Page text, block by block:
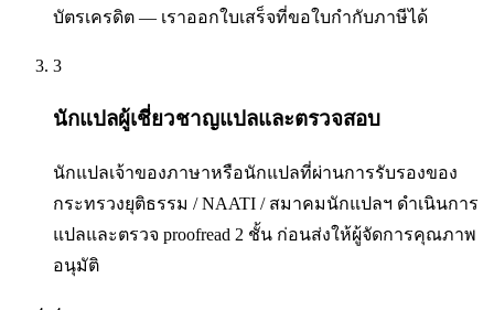
บัตรเครดิต — เราออกใบเสร็จที่ขอใบกำกับภาษีได้
3
นักแปลผู้เชี่ยวชาญแปลและตรวจสอบ
นักแปลเจ้าของภาษาหรือนักแปลที่ผ่านการรับรองของ
กระทรวงยุติธรรม / NAATI / สมาคมนักแปลฯ ดำเนินการ
แปลและตรวจ proofread 2 ชั้น ก่อนส่งให้ผู้จัดการคุณภาพ
อนุมัติ